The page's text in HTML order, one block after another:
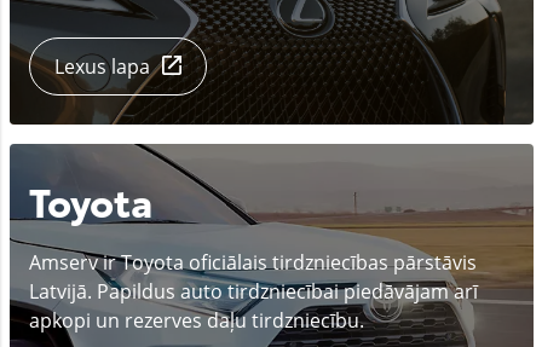
Lexus lapa
Toyota
Amserv ir Toyota oficiālais tirdzniecības pārstāvis
Latvijā. Papildus auto tirdzniecībai piedāvājam arī
apkopi un rezerves daļu tirdzniecību.